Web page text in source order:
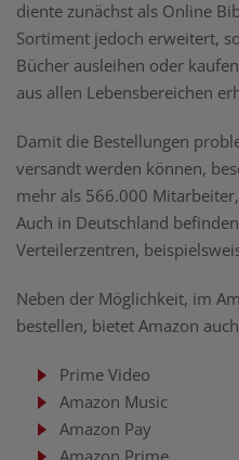
diente zunächst als Online
Sortiment jedoch erweitert,
Bücher ausleihen oder
aus allen Lebensbereichen
Damit die Bestellungen
versandt werden können,
mehr als 566.000
Auch in Deutschland
Verteilerzentren,
Neben der Möglichkeit, im
bestellen, bietet Amazon
Prime Video
Amazon Music
Amazon Pay